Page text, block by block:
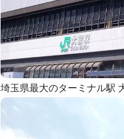
埼玉県最大のターミナル駅